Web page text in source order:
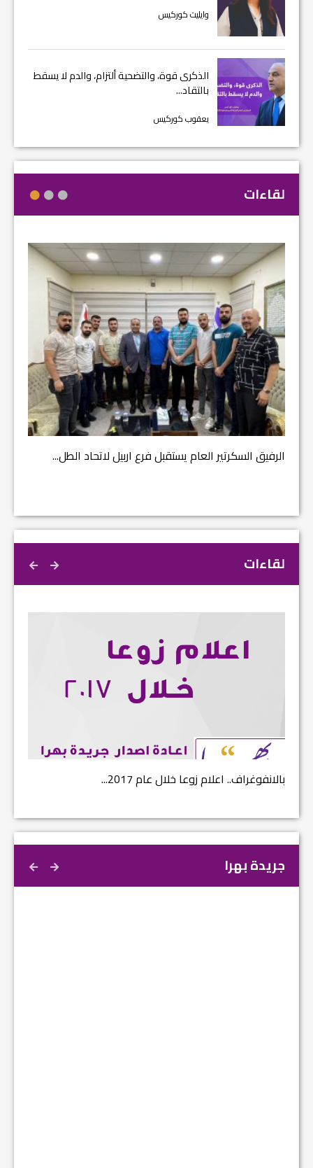
وايليت كوركيس
الذكرى قوة، والتضحية ألتزام، والدم لا يسقط
بالتقاد...
يعقوب كوركيس
لقاءات
الرفيق السكرتير العام يستقبل فرع اربيل لاتحاد الطل...
لقاءات
بالانفوغراف.. اعلام زوعا خلال عام 2017...
جريدة بهرا